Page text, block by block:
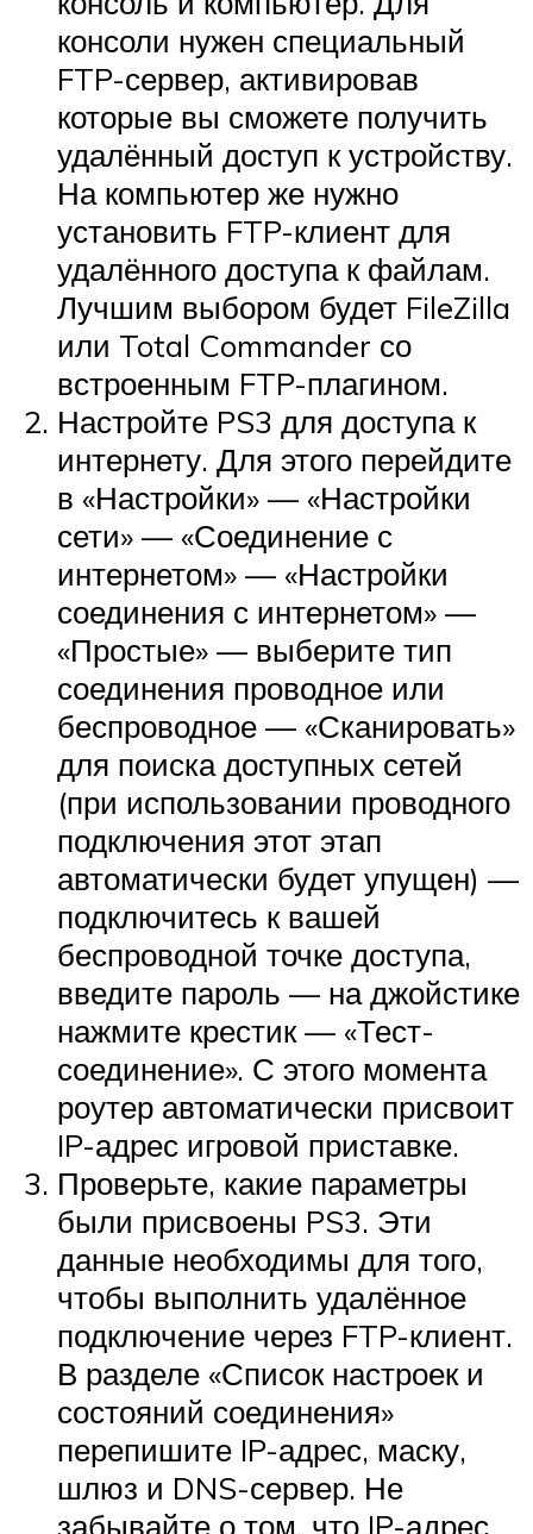
консоли нужен специальный
FTP-сервер, активировав
которые вы сможете получить
удалённый доступ к устройству.
На компьютер же нужно
установить FTP-клиент для
удалённого доступа к файлам.
Лучшим выбором будет FileZilla
или Total Commander со
встроенным FTP-плагином.
Настройте PS3 для доступа к
интернету. Для этого перейдите
в «Настройки» — «Настройки
сети» — «Соединение с
интернетом» — «Настройки
соединения с интернетом» —
«Простые» — выберите тип
соединения проводное или
беспроводное — «Сканировать»
для поиска доступных сетей
(при использовании проводного
подключения этот этап
автоматически будет упущен) —
подключитесь к вашей
беспроводной точке доступа,
введите пароль — на джойстике
нажмите крестик — «Тест-
соединение». С этого момента
роутер автоматически присвоит
IP-адрес игровой приставке.
Проверьте, какие параметры
были присвоены PS3. Эти
данные необходимы для того,
чтобы выполнить удалённое
подключение через FTP-клиент.
В разделе «Список настроек и
состояний соединения»
перепишите IP-адрес, маску,
шлюз и DNS-сервер. Не
забывайте о том, что IP-адрес